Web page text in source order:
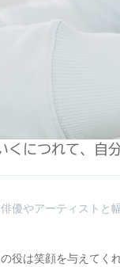
くにつれて、自
やアーティストと
役は笑顔を与えてく